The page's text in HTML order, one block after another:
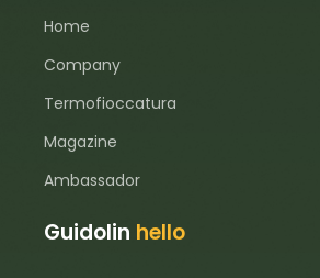
Home
Company
Termofioccatura
Magazine
Ambassador
Guidolin hello